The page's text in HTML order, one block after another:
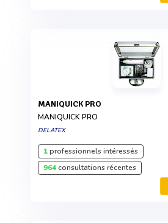
MANIQUICK PRO
MANIQUICK PRO
DELATEX
1professionnels intéressés
964consultations récentes